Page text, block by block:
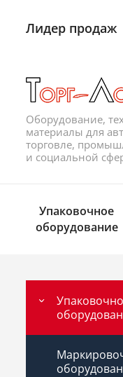
Лидер продаж
Оборудование,
материалы для
торговле,
и социальной
Упаковочное
оборудование